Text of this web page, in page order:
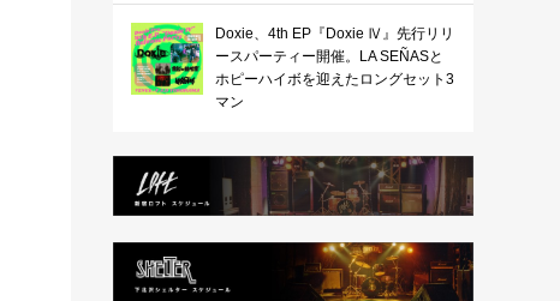
Doxie、4th EP『Doxie Ⅳ』先行リリ
ースパーティー開催。LA SEÑASと
ホピーハイボを迎えたロングセット3
マン